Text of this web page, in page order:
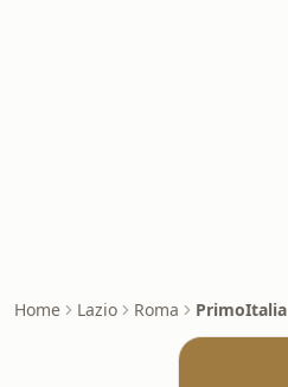
Home Lazio Roma PrimoItalia